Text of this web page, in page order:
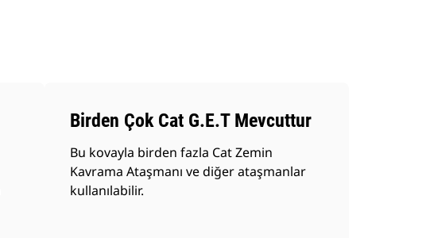
Birden Çok Cat G.E.T Mevcuttur
Bu kovayla birden fazla Cat Zemin
Kavrama Ataşmanı ve diğer ataşmanlar
kullanılabilir.